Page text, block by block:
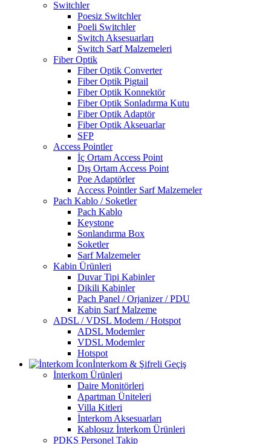
Switchler
Poesiz Switchler
Poeli Switchler
Switch Aksesuarları
Switch Sarf Malzemeleri
Fiber Optik
Fiber Optik Converter
Fiber Optik Pigtail
Fiber Optik Konnektör
Fiber Optik Sonladırma Kutu
Fiber Optik Adaptör
Fiber Optik Akseuarlar
SFP
Access Pointler
İç Ortam Access Point
Dış Ortam Access Point
Poe Adaptörler
Access Pointler Sarf Malzemeler
Pach Kablo / Soketler
Pach Kablo
Keystone
Sonlandırma Box
Soketler
Sarf Malzemeler
Kabin Ürünleri
Duvar Tipi Kabinler
Dikili Kabinler
Pach Panel / Orjanizer / PDU
Kabin Sarf Malzeme
ADSL / VDSL Modem / Hotspot
ADSL Modemler
VDSL Modemler
Hotspot
İnterkom & Şifreli Geçiş
İnterkom Ürünleri
Daire Monitörleri
Apartman Üniteleri
Villa Kitleri
İnterkom Aksesuarları
Kablosuz İnterkom Ürünleri
PDKS Personel Takip